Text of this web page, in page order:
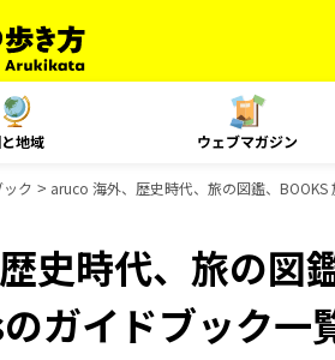
地域 ウェブマガジン
ク aruco 海外、歴史時代、旅の図鑑、
史時代、旅の図
ガイドブック一